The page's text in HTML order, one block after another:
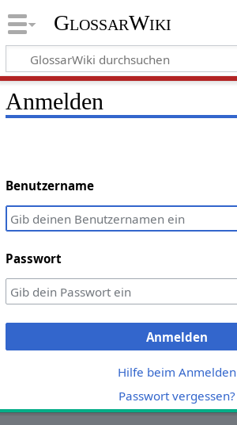
GlossarWiki
Anmelden
Benutzername
Passwort
Anmelden
Hilfe beim Anmelden
Passwort vergessen?